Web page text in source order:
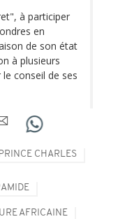
à participer
en
de son état
à plusieurs
conseil de ses
PRINCE CHARLES
AFRICAINE